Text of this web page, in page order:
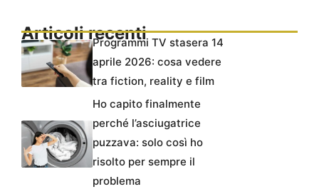
Articoli recentiProgrammi TV stasera 14
aprile 2026: cosa vedere
tra fiction, reality e film
Ho capito finalmente
perché l’asciugatrice
puzzava: solo così ho
risolto per sempre il
problema